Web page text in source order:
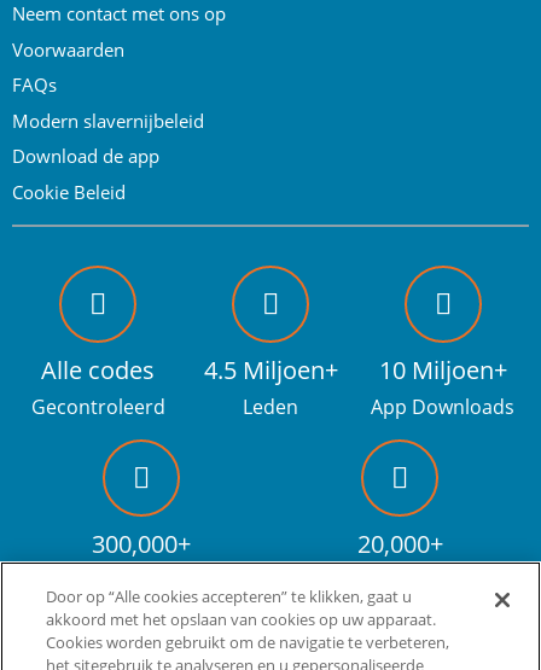
Neem contact met ons op
Voorwaarden
FAQs
Modern slavernijbeleid
Download de app
Cookie Beleid
Alle codes
Gecontroleerd
4.5 Miljoen+
Leden
10 Miljoen+
App Downloads
300,000+ 20,000+
Door op “Alle cookies accepteren” te klikken, gaat u
akkoord met het opslaan van cookies op uw apparaat.
Cookies worden gebruikt om de navigatie te verbeteren,
het sitegebruik te analyseren en u gepersonaliseerde